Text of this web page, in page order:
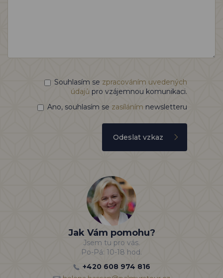
Souhlasím se zpracováním uvedených
údajů pro vzájemnou komunikaci.
Ano, souhlasím se zasíláním newsletteru
Odeslat vzkaz
Jak Vám pomohu?
Jsem tu pro vás.
Po-Pá: 10-18 hod.
+420 608 974 816